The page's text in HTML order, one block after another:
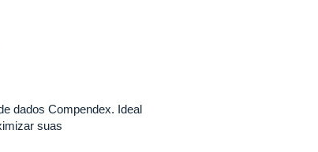
dados Compendex. Ideal
suas